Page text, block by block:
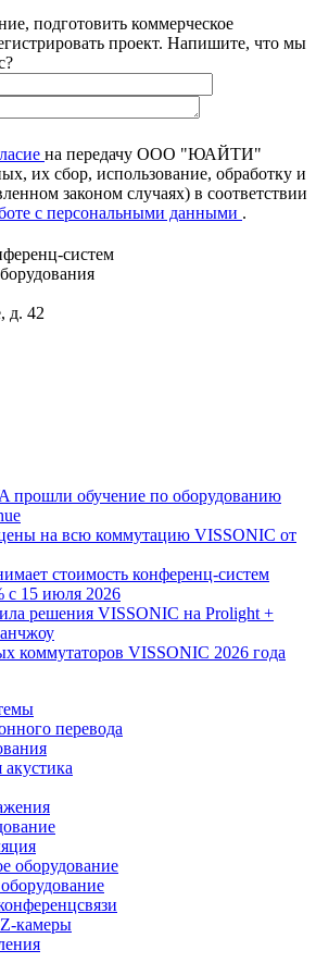
подготовить коммерческое
проект. Напишите, что мы
на передачу ООО "ЮАЙТИ"
их сбор, использование, обработку и
законом случаях) в соответствии
с персональными данными .
систем
д. 42
прошли обучение по оборудованию
на всю коммутацию VISSONIC от
стоимость конференц-систем
с 15 июля 2026
решения VISSONIC на Prolight +
коммутаторов VISSONIC 2026 года
перевода
оборудование
камеры